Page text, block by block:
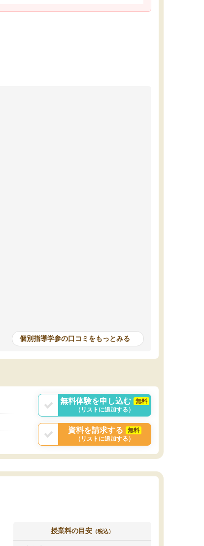
個別指導学参の口コミをもっとみる
無料体験を申し込む
無料
（リストに追加する）
資料を請求する
無料
（リストに追加する）
授業料の目安 （税込）